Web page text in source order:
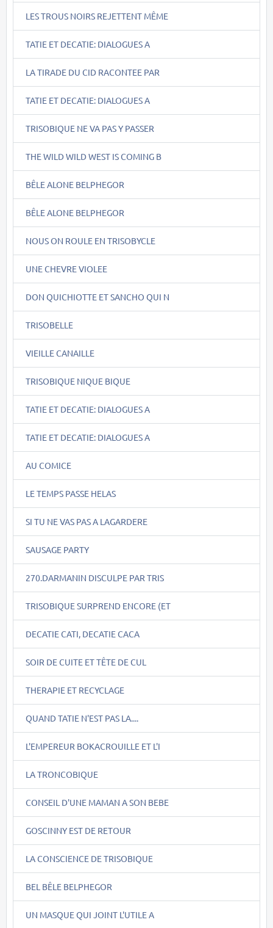
LES TROUS NOIRS REJETTENT MÊME
TATIE ET DECATIE: DIALOGUES A
LA TIRADE DU CID RACONTEE PAR
TATIE ET DECATIE: DIALOGUES A
TRISOBIQUE NE VA PAS Y PASSER
THE WILD WILD WEST IS COMING B
BÊLE ALONE BELPHEGOR
BÊLE ALONE BELPHEGOR
NOUS ON ROULE EN TRISOBYCLE
UNE CHEVRE VIOLEE
DON QUICHIOTTE ET SANCHO QUI N
TRISOBELLE
VIEILLE CANAILLE
TRISOBIQUE NIQUE BIQUE
TATIE ET DECATIE: DIALOGUES A
TATIE ET DECATIE: DIALOGUES A
AU COMICE
LE TEMPS PASSE HELAS
SI TU NE VAS PAS A LAGARDERE
SAUSAGE PARTY
270.DARMANIN DISCULPE PAR TRIS
TRISOBIQUE SURPREND ENCORE (ET
DECATIE CATI, DECATIE CACA
SOIR DE CUITE ET TÊTE DE CUL
THERAPIE ET RECYCLAGE
QUAND TATIE N'EST PAS LA....
L'EMPEREUR BOKACROUILLE ET L'I
LA TRONCOBIQUE
CONSEIL D'UNE MAMAN A SON BEBE
GOSCINNY EST DE RETOUR
LA CONSCIENCE DE TRISOBIQUE
BEL BÊLE BELPHEGOR
UN MASQUE QUI JOINT L'UTILE A